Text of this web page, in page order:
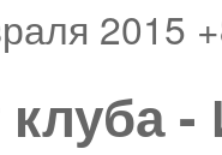
2015
клуба